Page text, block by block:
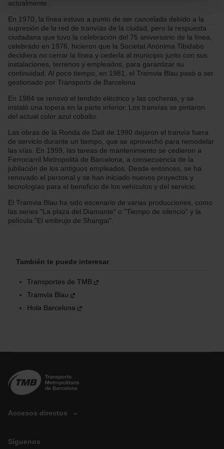
Las cookies necesarias son imprescindibles para el
funcionamiento de la web y, por tanto, si no las aceptas,
no puedes empezar a navegar. Solo puedes consultar
nuestra Política de cookies.
En cualquier momento de la navegación en esta web,
podrás modificar tu selección de cookies seleccionando
la opción “Gestor de cookies”, que encontrarás en el
menú de la parte inferior de la web.
actualmente.
En 1970, la línea estuvo a punto de ser cancelada debido a la
supresión de la red de tranvías de la ciudad, pero la respuesta
ciudadana que tuvo la celebración del 75 aniversario de la línea,
celebrado en 1976, hicieron que la Societat Anònima Tibidabo
decidiera no cerrar la línea y cederla al municipio junto con sus
instalaciones, terrenos y empleados, para garantizar su
continuidad. Al poco tiempo, en 1981, el Tramvia Blau pasó a ser
gestionado por Transports de Barcelona.
En 1984 se renovó el tendido eléctrico y las cocheras, y se
instaló una topera en la parte inferior. Los tranvías se pintaron
del actual color azul cobalto.
Las obras de la Ronda de Dalt de 1990 dejaron el tranvía fuera
de servicio durante un tiempo, que se aprovechó para remodelar
las vías. En 1999, las tareas de mantenimiento se cedieron a
Ferrocarril Metropolità de Barcelona, a consecuencia de la
jubilación de los antiguos empleados. Desde entonces, se ha
renovado el personal y se han iniciado nuevos proyectos y
tecnologías para el beneficio de los vehículos y del servicio.
El Tramvia Blau ha sido escenario de varias producciones, como
las series "La plaza del Diamante" o "Tiempo de silencio" y la
película "El embrujo de Shangai".
También te puede interesar
Transportes de TMB
Tramvia Blau
Hola Barcelona
Accesos directos
D
Síguenos